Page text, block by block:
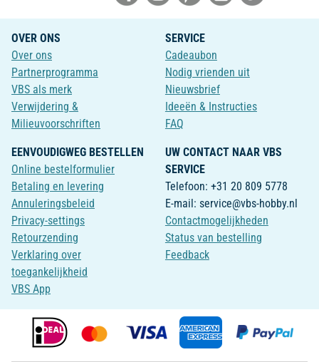
OVER ONS
Over ons
Partnerprogramma
VBS als merk
Verwijdering &
Milieuvoorschriften
SERVICE
Cadeaubon
Nodig vrienden uit
Nieuwsbrief
Ideeën & Instructies
FAQ
EENVOUDIGWEG BESTELLEN
Online bestelformulier
Betaling en levering
Annuleringsbeleid
Privacy-settings
Retourzending
Verklaring over
toegankelijkheid
VBS App
UW CONTACT NAAR VBS
SERVICE
Telefoon: +31 20 809 5778
E-mail: service@vbs-hobby.nl
Contactmogelijkheden
Status van bestelling
Feedback